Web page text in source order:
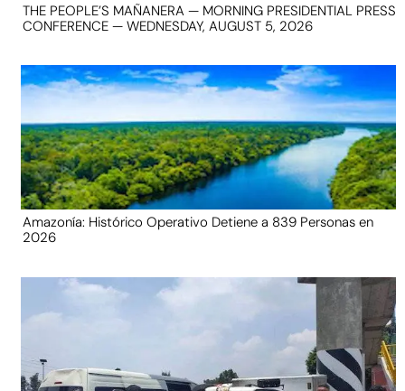
THE PEOPLE’S MAÑANERA — MORNING PRESIDENTIAL PRESS
CONFERENCE — WEDNESDAY, AUGUST 5, 2026
Amazonía: Histórico Operativo Detiene a 839 Personas en
2026